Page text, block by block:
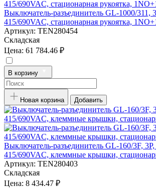
Выключатель-разъединитель GL-1000/311,
415/690VAC, стационарная рукоятка,
Артикул: TEN280454
Складская
Цена: 61 784.46 ₽
В корзину
Новая корзина Добавить
Выключатель-разъединитель GL-160/3F,
415/690VAC, клеммные крышки,
Артикул: TEN280403
Складская
Цена: 8 434.47 ₽